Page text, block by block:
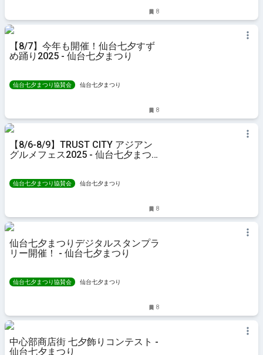
8
【8/7】今年も開催！仙台七夕すず
め踊り2025 - 仙台七夕まつり
仙台七夕まつり協賛会 仙台七夕まつり
8
【8/6-8/9】TRUST CITY アジアン
グルメフェス2025 - 仙台七夕まつ
仙台七夕まつり協賛会 仙台七夕まつり
8
仙台七夕まつりデジタルスタンプラ
リー開催！ - 仙台七夕まつり
仙台七夕まつり協賛会 仙台七夕まつり
8
中心部商店街 七夕飾りコンテスト -
仙台七夕まつり